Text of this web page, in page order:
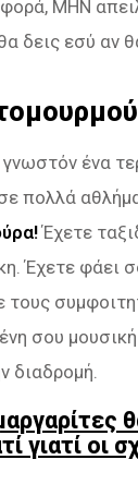
ΜΗΝ
δεις εσύ αν
ένα
πολλά
Έχετε
Έχετε φάει
τους
σου
διαδρομή.
γιατί οι